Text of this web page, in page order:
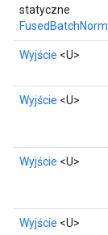
statyczne
Wyjście <U>
Wyjście <U>
Wyjście <U>
Wyjście <U>